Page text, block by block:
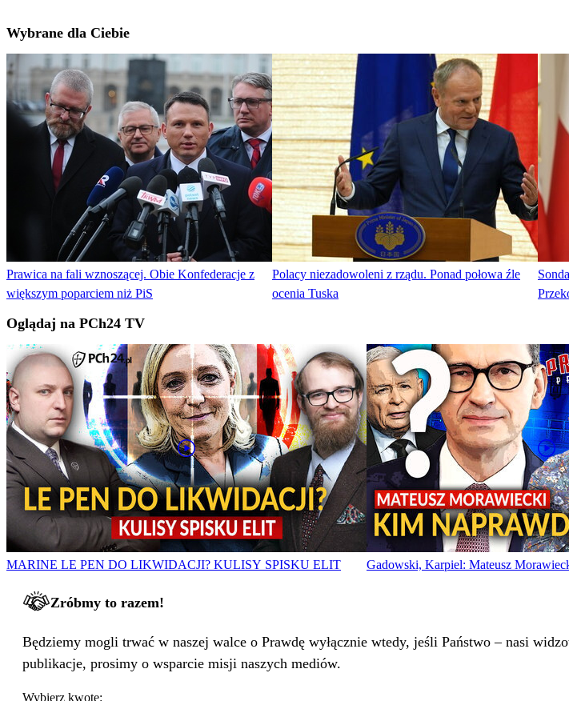
Wybrane dla Ciebie
Prawica na fali wznoszącej. Obie Konfederacje z
większym poparciem niż PiS
Polacy niezadowoleni z rządu. Ponad połowa źle
ocenia Tuska
Oglądaj na PCh24 TV
MARINE LE PEN DO LIKWIDACJI? KULISY SPISKU ELIT Gadowski, Karpiel: Mateusz
Zróbmy to razem!
Będziemy mogli trwać w naszej walce o Prawdę wyłącznie wtedy, jeśli Państwo – nasi
publikacje, prosimy o wsparcie misji naszych mediów.
Wybierz kwotę: